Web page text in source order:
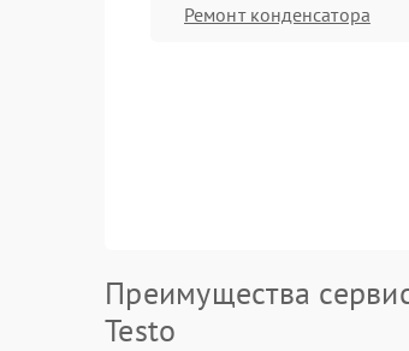
Ремонт конденсатора
Преимущества
Testo